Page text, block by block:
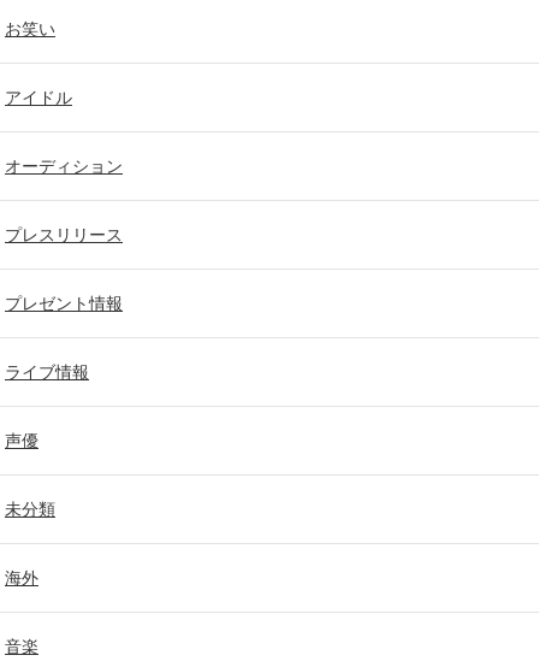
お笑い
アイドル
オーディション
プレスリリース
プレゼント情報
ライブ情報
声優
未分類
海外
音楽